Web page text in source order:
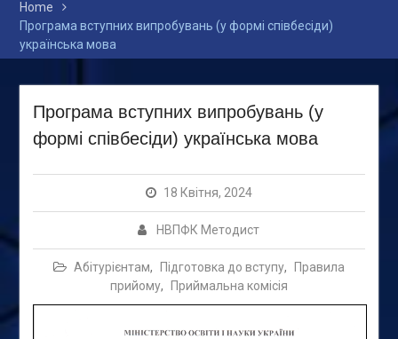
Home
Програма вступних випробувань (у формі співбесіди)
українська мова
Програма вступних випробувань (у
формі співбесіди) українська мова
18 Квітня, 2024
НВПФК Методист
Абітурієнтам, Підготовка до вступу,
Правила
прийому, Приймальна комісія